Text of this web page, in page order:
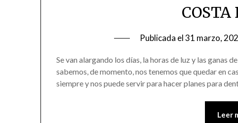
COSTA
Publicada el31 marzo,
Se van alargando los días, la horas de luz y las ganas
sabemos, de momento, nos tenemos que quedar en
siempre y nos puede servir para hacer planes para
Leer